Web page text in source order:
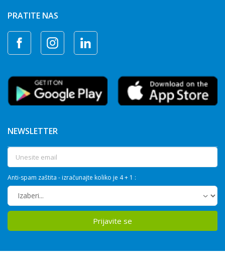
PRATITE NAS
NEWSLETTER
Anti-spam zaštita - izračunajte koliko je 4 + 1 :
Prijavite se